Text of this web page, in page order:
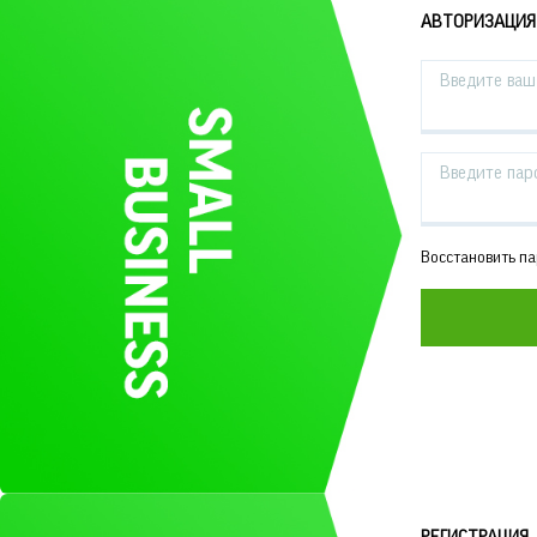
АВТОРИЗАЦИЯ
Введите
Введите
Восстановить